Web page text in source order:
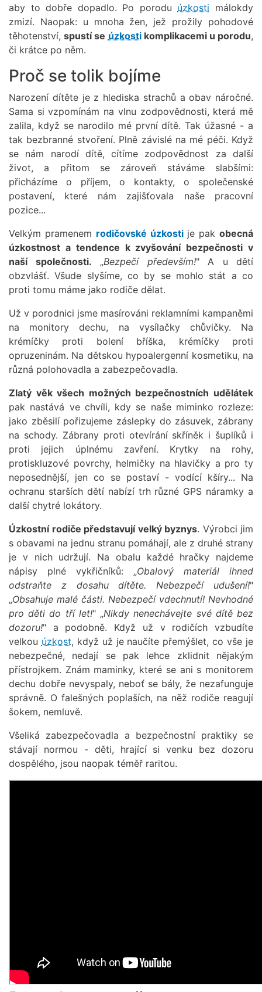
aby to dobře dopadlo. Po porodu úzkosti málokdy
zmizí. Naopak: u mnoha žen, jež prožily pohodové
těhotenství,spustí se úzkostikomplikacemi u porodu,
či krátce po něm.
Proč se tolik bojíme
Narození dítěte je z hlediska strachů a obav náročné.
Sama si vzpomínám na vlnu zodpovědnosti, která mě
zalila, když se narodilo mé první dítě. Tak úžasné - a
tak bezbranné stvoření. Plně závislé na mé péči. Když
se nám narodí dítě, cítíme zodpovědnost za další
život, a přitom se zároveň stáváme slabšími:
přicházíme o příjem, o kontakty, o společenské
postavení, které nám zajišťovala naše pracovní
pozice...
Velkým pramenem rodičovské úzkostije pakobecná
úzkostnost a tendence k zvyšování bezpečnosti v
naší společnosti. „Bezpečí především!" A u dětí
obzvlášť. Všude slyšíme, co by se mohlo stát a co
proti tomu máme jako rodiče dělat.
Už v porodnici jsme masírováni reklamními kampaněmi
na monitory dechu, na vysílačky chůvičky. Na
krémíčky proti bolení bříška, krémíčky proti
opruzeninám. Na dětskou hypoalergenní kosmetiku, na
různá polohovadla a zabezpečovadla.
Zlatý věk všech možných bezpečnostních udělátek
pak nastává ve chvíli, kdy se naše miminko rozleze:
jako zběsilí pořizujeme záslepky do zásuvek, zábrany
na schody. Zábrany proti otevírání skříněk i šuplíků i
proti jejich úplnému zavření. Krytky na rohy,
protiskluzové povrchy, helmičky na hlavičky a pro ty
neposednější, jen co se postaví - vodící kšíry... Na
ochranu starších dětí nabízí trh různé GPS náramky a
další chytré lokátory.
Úzkostní rodiče představují velký byznys. Výrobci jim
s obavami na jednu stranu pomáhají, ale z druhé strany
je v nich udržují. Na obalu každé hračky najdeme
nápisy plné vykřičníků: „Obalový materiál ihned
odstraňte z dosahu dítěte. Nebezpečí udušení!"
„Obsahuje malé části. Nebezpečí vdechnutí! Nevhodné
pro děti do tří let!" „Nikdy nenechávejte své dítě bez
dozoru!" a podobně. Když už v rodičích vzbudíte
velkou úzkost, když už je naučíte přemýšlet, co vše je
nebezpečné, nedají se pak lehce zklidnit nějakým
přístrojkem. Znám maminky, které se ani s monitorem
dechu dobře nevyspaly, neboť se bály, že nezafunguje
správně. O falešných poplaších, na něž rodiče reagují
šokem, nemluvě.
Všeliká zabezpečovadla a bezpečnostní praktiky se
stávají normou - děti, hrající si venku bez dozoru
dospělého, jsou naopak téměř raritou.